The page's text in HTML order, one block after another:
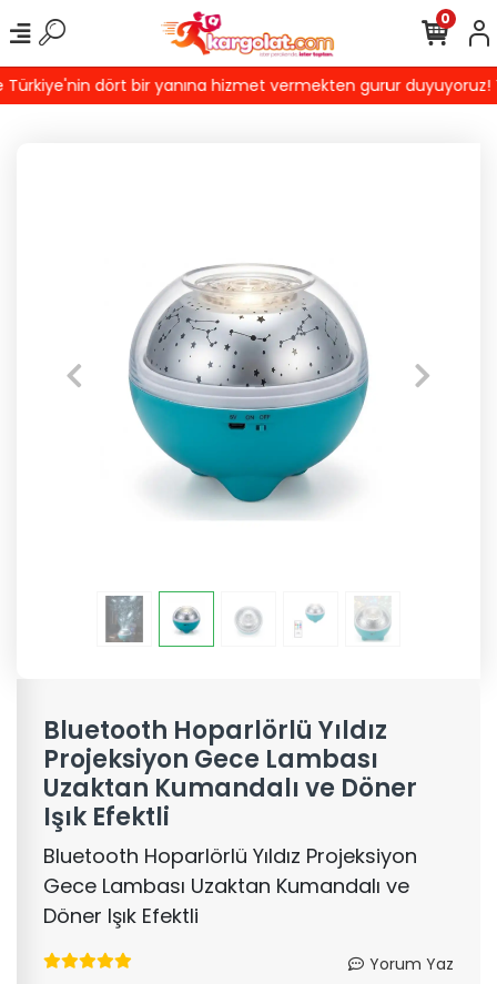
dört bir yanına hizmet vermekten gurur duyuyoruz!
0
Bluetooth Hoparlörlü Yıldız
Projeksiyon Gece Lambası
Uzaktan Kumandalı ve Döner
Işık Efektli
Bluetooth Hoparlörlü Yıldız Projeksiyon
Gece Lambası Uzaktan Kumandalı ve
Döner Işık Efektli
Yorum Yaz